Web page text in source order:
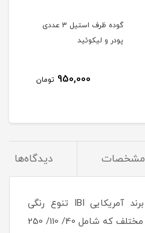
گوده ظرف استیل 3 عددی
پودر و لیکوئید
950,000 تومان
مشخصات دیدگاه‌ها
پودر های کاشت ناخن برند آمریکایی IBI تنوع رنگی
زیادی داشته و در 4 سایز مختلف که شامل 40/ 110/ 250